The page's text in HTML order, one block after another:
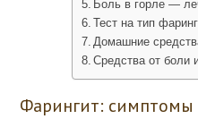
Боль в горле —
Тест на тип
Домашние
Средства от боли
Фарингит: симптомы